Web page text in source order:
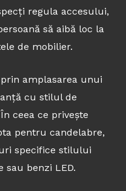
regula accesului,
să aibă loc la
de mobilier.
amplasarea unui
cu stilul de
ceea ce privește
pentru candelabre,
specifice stilului
sau benzi LED.